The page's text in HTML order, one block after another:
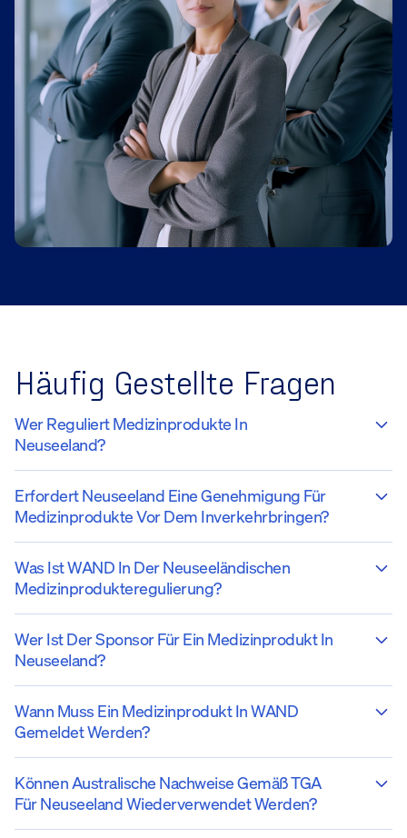
Häufig Gestellte Fragen
Wer Reguliert Medizinprodukte In
Neuseeland?
Erfordert Neuseeland Eine Genehmigung Für
Medizinprodukte Vor Dem Inverkehrbringen?
Was Ist WAND In Der Neuseeländischen
Medizinprodukteregulierung?
Wer Ist Der Sponsor Für Ein Medizinprodukt In
Neuseeland?
Wann Muss Ein Medizinprodukt In WAND
Gemeldet Werden?
Können Australische Nachweise Gemäß TGA
Für Neuseeland Wiederverwendet Werden?